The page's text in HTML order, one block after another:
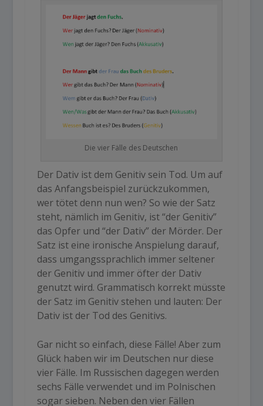
Die vier Fälle des Deutschen
Der Dativ ist dem Genitiv sein Tod. Um auf
das Anfangsbeispiel zurückzukommen,
wer tötet denn nun wen? So wie der Satz
steht, nämlich im Genitiv, ist “der Genitiv”
das Opfer und “der Dativ” der Mörder. Der
Satz ist eine ironische Anspielung darauf,
dass umgangssprachlich immer seltener
der Genitiv und immer öfter der Dativ
genutzt wird. Grammatisch korrekt müsste
der Satz im Genitiv stehen und lauten: Der
Dativ ist der Tod des Genitivs.
Gar nicht so einfach, diese Fälle! Aber zum
Glück haben wir im Deutschen nur diese
vier Fälle. Im Russischen dagegen werden
sechs Fälle verwendet und im Polnischen
sogar sieben. Neben den vier Fällen